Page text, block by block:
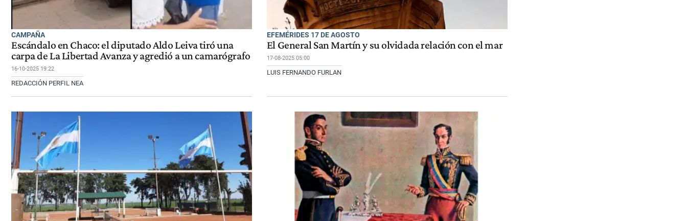
CAMPAÑA
Escándalo en Chaco: el diputado Aldo Leiva tiró una
carpa de La Libertad Avanza y agredió a un camarógrafo
16-10-2025 19:22
REDACCIÓN PERFIL NEA
EFEMÉRIDES 17 DE AGOSTO
El General San Martín y su olvidada relación con el mar
17-08-2025 05:00
LUIS FERNANDO FURLAN